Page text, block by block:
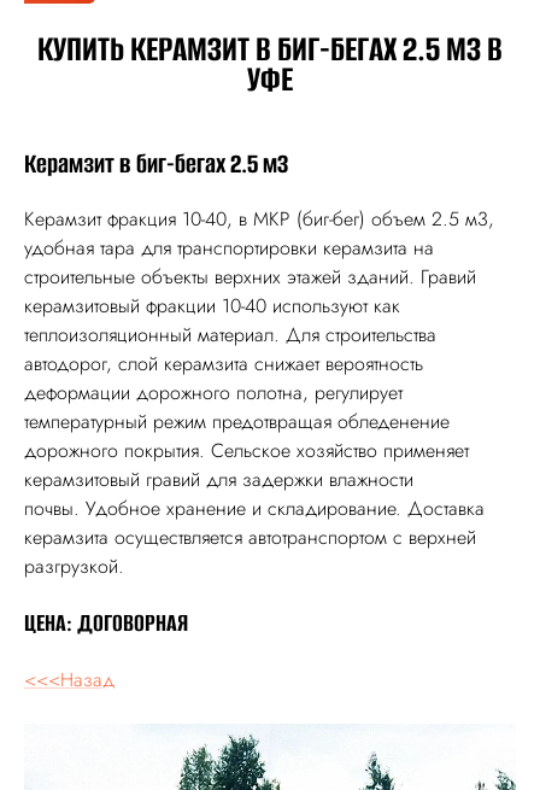
КУПИТЬ КЕРАМЗИТ В БИГ-БЕГАХ 2.5 М3 В
УФЕ
Керамзит в биг-бегах 2.5 м3
Керамзит фракция 10-40, в МКР (биг-бег) объем 2.5 м3,
удобная тара для транспортировки керамзита на
строительные объекты верхних этажей зданий. Гравий
керамзитовый фракции 10-40 используют как
теплоизоляционный материал. Для строительства
автодорог, слой керамзита снижает вероятность
деформации дорожного полотна, регулирует
температурный режим предотвращая обледенение
дорожного покрытия. Сельское хозяйство применяет
керамзитовый гравий для задержки влажности
почвы. Удобное хранение и складирование. Доставка
керамзита осуществляется автотранспортом с верхней
разгрузкой.
ЦЕНА: ДОГОВОРНАЯ
<<<Назад